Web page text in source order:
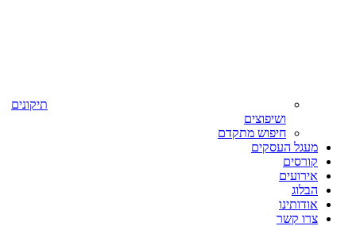
תיקונים
ושיפוצים
חיפוש מתקדם
מעגל העסקים
קורסים
אירועים
הבלוג
אודותינו
צרו קשר